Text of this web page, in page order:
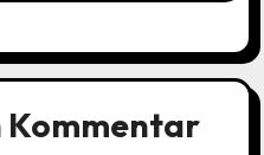
Kommentar